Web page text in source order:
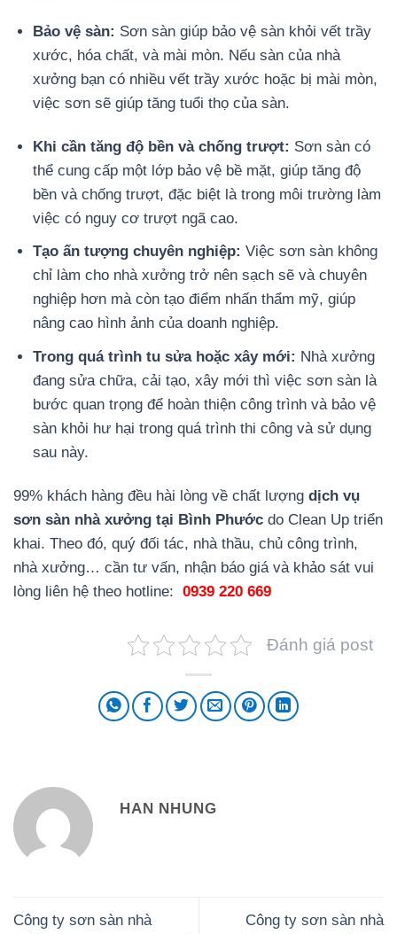
Bảo vệ sàn: Sơn sàn giúp bảo vệ sàn khỏi vết trầy
xước, hóa chất, và mài mòn. Nếu sàn của nhà
xưởng bạn có nhiều vết trầy xước hoặc bị mài mòn,
việc sơn sẽ giúp tăng tuổi thọ của sàn.
Khi cần tăng độ bền và chống trượt: Sơn sàn có
thể cung cấp một lớp bảo vệ bề mặt, giúp tăng độ
bền và chống trượt, đặc biệt là trong môi trường làm
việc có nguy cơ trượt ngã cao.
Tạo ấn tượng chuyên nghiệp: Việc sơn sàn không
chỉ làm cho nhà xưởng trở nên sạch sẽ và chuyên
nghiệp hơn mà còn tạo điểm nhấn thẩm mỹ, giúp
nâng cao hình ảnh của doanh nghiệp.
Trong quá trình tu sửa hoặc xây mới: Nhà xưởng
đang sửa chữa, cải tạo, xây mới thì việc sơn sàn là
bước quan trọng để hoàn thiện công trình và bảo vệ
sàn khỏi hư hại trong quá trình thi công và sử dụng
sau này.
99% khách hàng đều hài lòng về chất lượng dịch vụ
sơn sàn nhà xưởng tại Bình Phước do Clean Up triển
khai. Theo đó, quý đối tác, nhà thầu, chủ công trình,
nhà xưởng… cần tư vấn, nhận báo giá và khảo sát vui
lòng liên hệ theo hotline: 0939 220 669
Đánh giá post
HAN NHUNG
Công ty sơn sàn nhà
Công ty sơn sàn nhà